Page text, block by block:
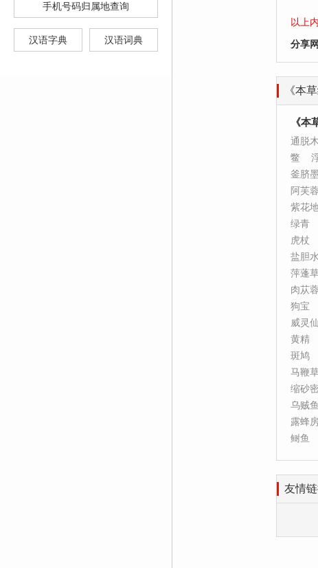
手机号码归属地查询
汉语字典 汉语词典
以上
分享
《本
《本
通脱木
鳖
釜脐
阿芙蓉
紫花
绿青
虎杖
盐胆水
萍蓬
肉苁蓉
狗宝
威灵仙
黄精
斑鸠
马鞭
缩砂
乌贼鱼
露蜂房
鲥鱼
友情